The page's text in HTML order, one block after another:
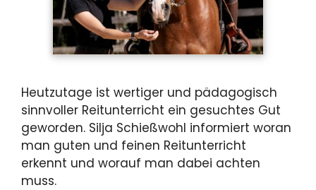
Heutzutage ist wertiger und pädagogisch
sinnvoller Reitunterricht ein gesuchtes Gut
geworden. Silja Schießwohl informiert woran
man guten und feinen Reitunterricht
erkennt und worauf man dabei achten
muss.